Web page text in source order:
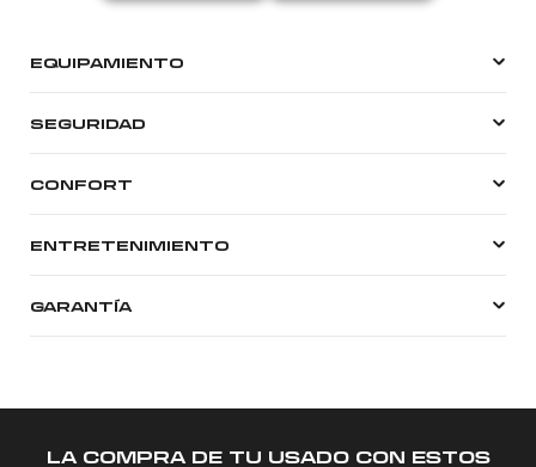
EQUIPAMIENTO
SEGURIDAD
CONFORT
ENTRETENIMIENTO
GARANTÍA
LA COMPRA DE TU USADO CON ESTOS